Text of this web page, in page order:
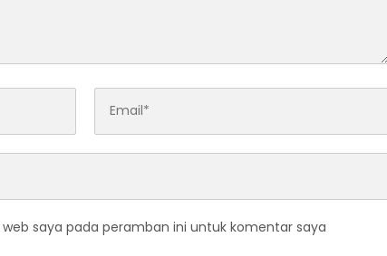
saya pada peramban ini untuk komentar saya